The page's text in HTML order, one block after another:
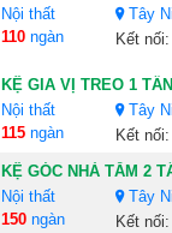
Nội thất
Tây
110ngàn Kết nối:
KỆ GIA VỊ TREO 1
Nội thất
Tây
115ngàn Kết nối:
KỆ GÓC NHÀ TẮM 2
Nội thất
Tây
150ngàn Kết nối: